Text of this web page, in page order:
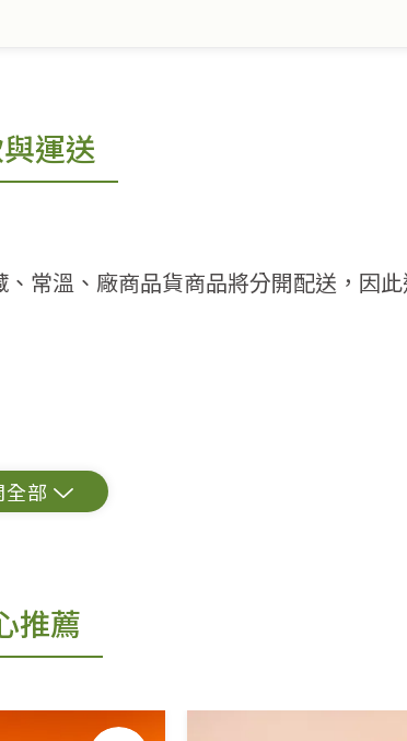
運送
常溫、廠商品貨商品將分開配送，因
，除商品瑕疵以外，恕不接受退換貨.
推薦